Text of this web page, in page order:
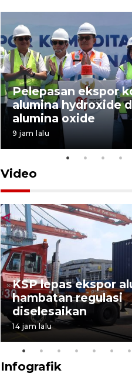
Pelepasan ekspor
alumina hydroxide
alumina oxide
9 jam lalu
Video
KSP lepas ekspor
hambatan regulasi
diselesaikan
14 jam lalu
Infografik